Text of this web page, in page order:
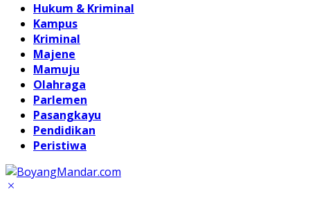
Hukum & Kriminal
Kampus
Kriminal
Majene
Mamuju
Olahraga
Parlemen
Pasangkayu
Pendidikan
Peristiwa